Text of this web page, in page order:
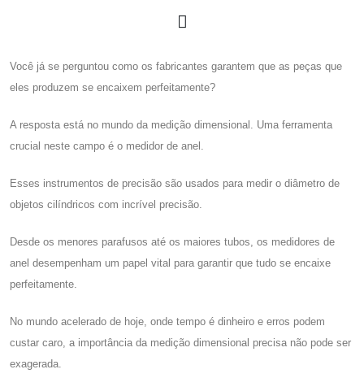
Você já se perguntou como os fabricantes garantem que as peças que
eles produzem se encaixem perfeitamente?
A resposta está no mundo da medição dimensional. Uma ferramenta
crucial neste campo é o medidor de anel.
Esses instrumentos de precisão são usados ​​para medir o diâmetro de
objetos cilíndricos com incrível precisão.
Desde os menores parafusos até os maiores tubos, os medidores de
anel desempenham um papel vital para garantir que tudo se encaixe
perfeitamente.
No mundo acelerado de hoje, onde tempo é dinheiro e erros podem
custar caro, a importância da medição dimensional precisa não pode ser
exagerada.